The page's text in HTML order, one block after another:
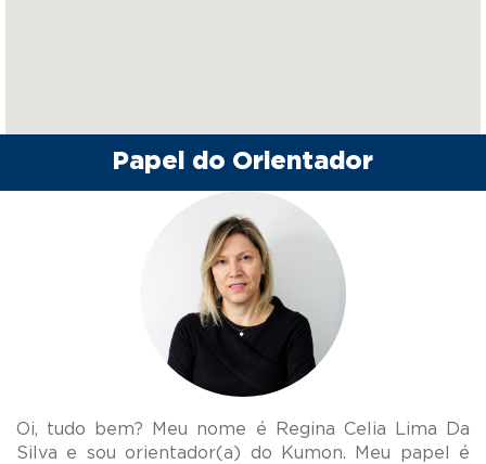
Papel do Orientador
Oi, tudo bem? Meu nome é Regina Celia Lima Da
Silva e sou orientador(a) do Kumon. Meu papel é